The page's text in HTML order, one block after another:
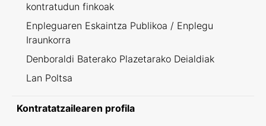
kontratudun finkoak
Enpleguaren Eskaintza Publikoa / Enplegu
Iraunkorra
Denboraldi Baterako Plazetarako Deialdiak
Lan Poltsa
Kontratatzailearen profila